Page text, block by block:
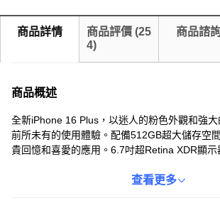
商品詳情 商品評價 (25
4)
商品諮
商品概述
全新iPhone 16 Plus，以迷人的粉色外觀和強
前所未有的使用體驗。配備512GB超大儲存空
貴回憶和喜愛的應用。6.7吋超Retina XDR顯示
片，提供卓越的效能和流暢的操作體驗。支援
查看更多